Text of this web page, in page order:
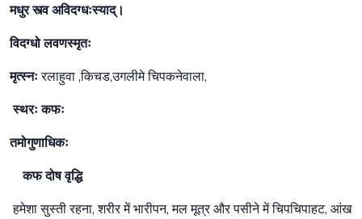
मधुर स्त्व अविदग्धःस्याद्।
विदग्धो लवणस्मृतः
मृत्स्नःरलाहुवा ,किचड,उगलीमे चिपकनेवाला,
स्थरः कफः
तमोगुणाधिकः
कफ दोष वृद्धि
हमेशा सुस्ती रहना, शरीर में भारीपन, मल मूत्र और पसीने में चिपचिपाहट, आंख